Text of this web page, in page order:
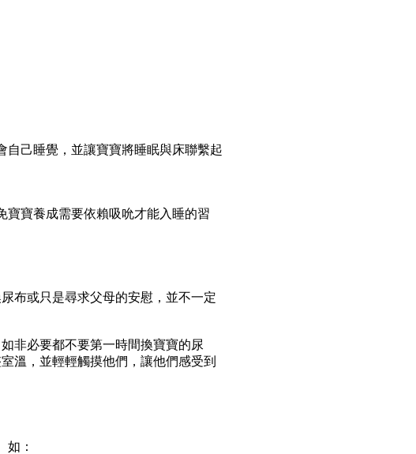
自己睡覺，並讓寶寶將睡眠與床聯繫起
寶寶養成需要依賴吸吮才能入睡的習
布或只是尋求父母的安慰，並不一定
非必要都不要第一時間換寶寶的尿
溫，並輕輕觸摸他們，讓他們感受到
如：